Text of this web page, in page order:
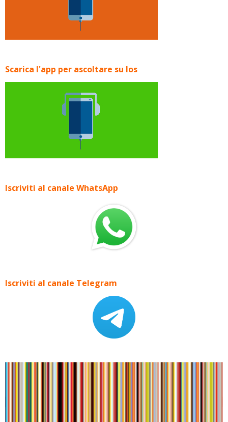
Scarica l'app per ascoltare su Ios
Iscriviti al canale WhatsApp
Iscriviti al canale Telegram